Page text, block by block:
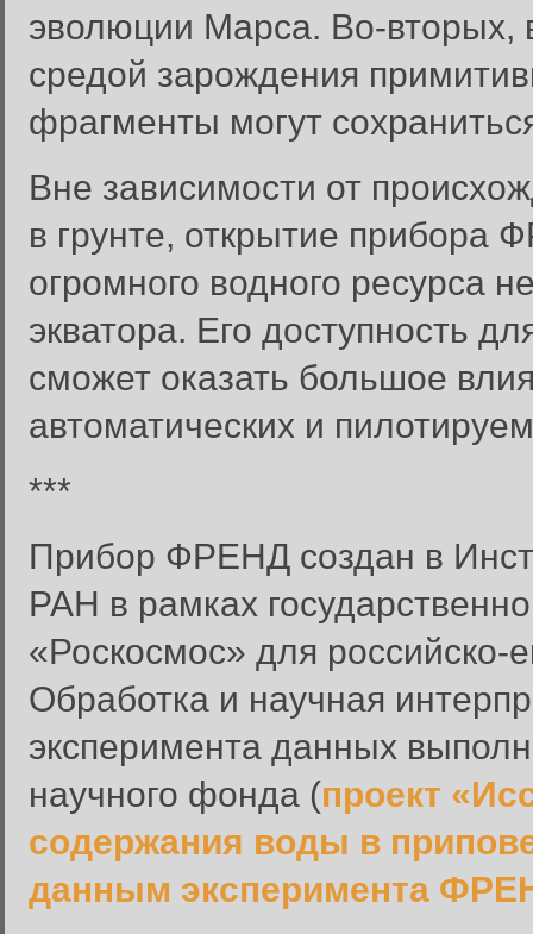
эволюции Марса. Во-вторых,
средой зарождения
фрагменты могут
Вне зависимости от
в грунте, открытие прибора
огромного водного ресурса
экватора. Его доступность
сможет оказать большое
автоматических и
***
Прибор ФРЕНД создан в
РАН в рамках
«Роскосмос» для
Обработка и научная
эксперимента данных
научного фонда (проект
содержания воды в
данным эксперимента
Вход в систему
Введите имя пользователя и
Вход в систему